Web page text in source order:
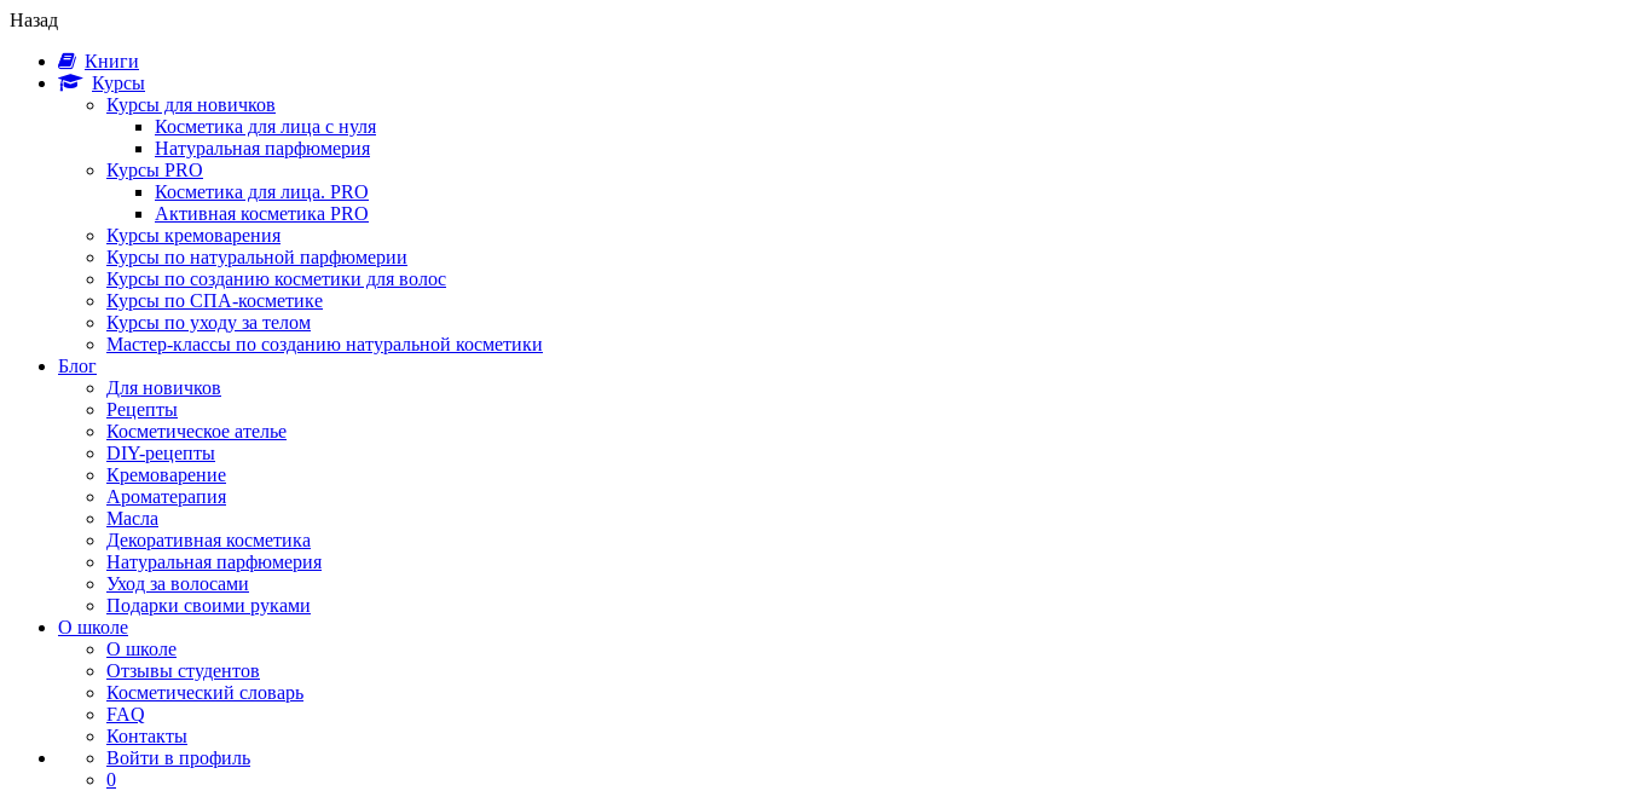
Назад
Книги
Курсы
Курсы для новичков
Косметика для лица с нуля
Натуральная парфюмерия
Курсы PRO
Косметика для лица. PRO
Активная косметика PRO
Курсы кремоварения
Курсы по натуральной парфюмерии
Курсы по созданию косметики для волос
Курсы по СПА-косметике
Курсы по уходу за телом
Мастер-классы по созданию натуральной косметики
Блог
Для новичков
Рецепты
Косметическое ателье
DIY-рецепты
Кремоварение
Ароматерапия
Масла
Декоративная косметика
Натуральная парфюмерия
Уход за волосами
Подарки своими руками
О школе
О школе
Отзывы студентов
Косметический словарь
FAQ
Контакты
Войти в профиль
0